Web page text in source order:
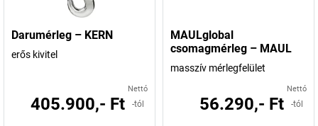
Darumérleg – KERN
erős kivitel
Nettó
405.900,- Ft -tól
MAULglobal
csomagmérleg – MAUL
masszív mérlegfelület
Nettó
56.290,- Ft -tól